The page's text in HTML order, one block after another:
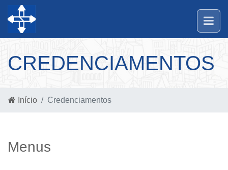
CREDENCIAMENTOS
Início Credenciamentos
Menus